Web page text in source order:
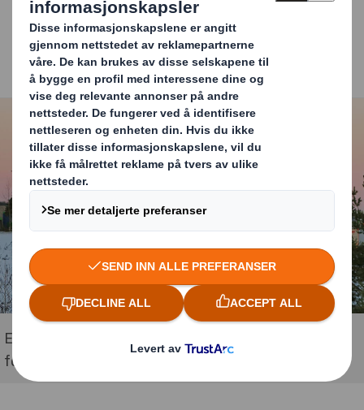
Elgigantens enorme logistikksenter i Torsvik, rett sør
for Jönköping.